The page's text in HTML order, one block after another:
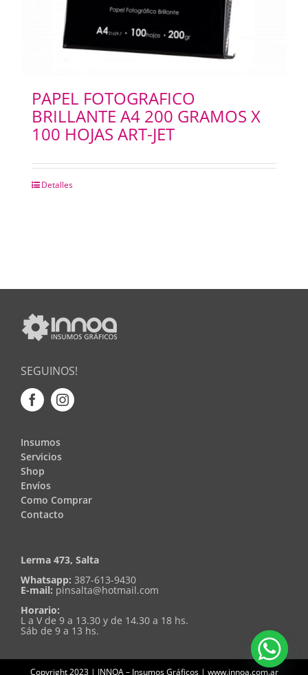
PAPEL FOTOGRAFICO
BRILLANTE A4 200 GRAMOS X
100 HOJAS ART-JET
Detalles
SEGUINOS!
Insumos
Servicios
Shop
Envíos
Como Comprar
Contacto
Lerma 473, Salta
Whatsapp: 387-613-9430
E-mail: pinsalta@hotmail.com
Horario:
L a V de 9 a 13.30 y de 14.30 a 18 hs.
Sáb de 9 a 13 hs.
Copyright 2023 | INNOA – Insumos Gráficos | www.innoa.com.ar